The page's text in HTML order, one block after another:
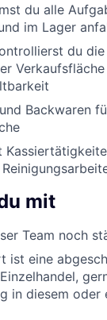
du alle
im Lager
du
Backwaren
mit
Team noch
ist eine
in diesem oder